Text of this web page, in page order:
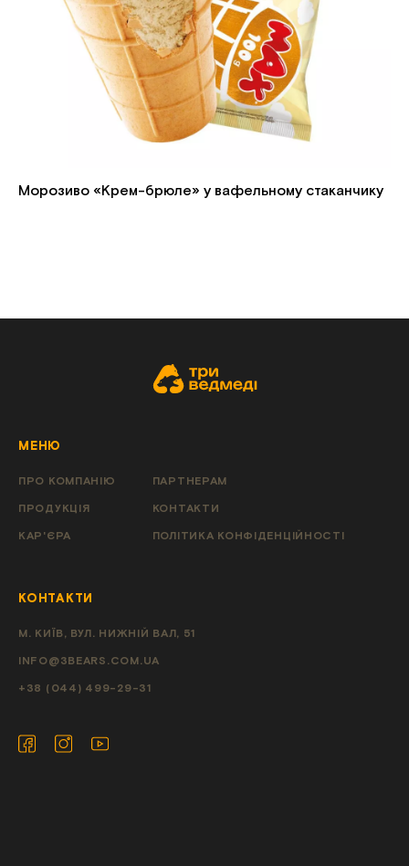
Морозиво «Крем-брюле» у вафельному стаканчику
КОНТАКТИ
М. КИЇВ, ВУЛ. НИЖНІЙ ВАЛ, 51
INFO@3BEARS.COM.UA
+38 (044) 499-29-31
МЕНЮ
ПРО КОМПАНІЮ
ПРОДУКЦІЯ
КАР'ЄРА
ПАРТНЕРАМ
КОНТАКТИ
ПОЛІТИКА КОНФІДЕНЦІЙНОСТІ